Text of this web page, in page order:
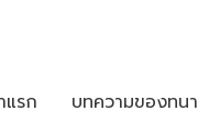
แรก บทความของทน